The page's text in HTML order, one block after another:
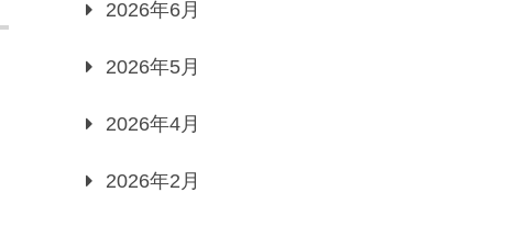
2026年6月
2026年5月
2026年4月
2026年2月